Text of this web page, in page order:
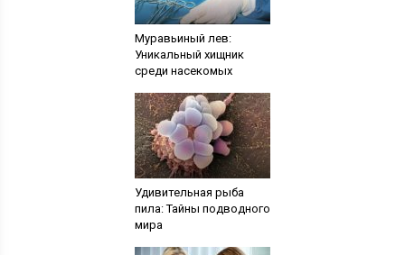
Муравьиный лев:
Уникальный хищник
среди насекомых
Удивительная рыба
пила: Тайны подводного
мира